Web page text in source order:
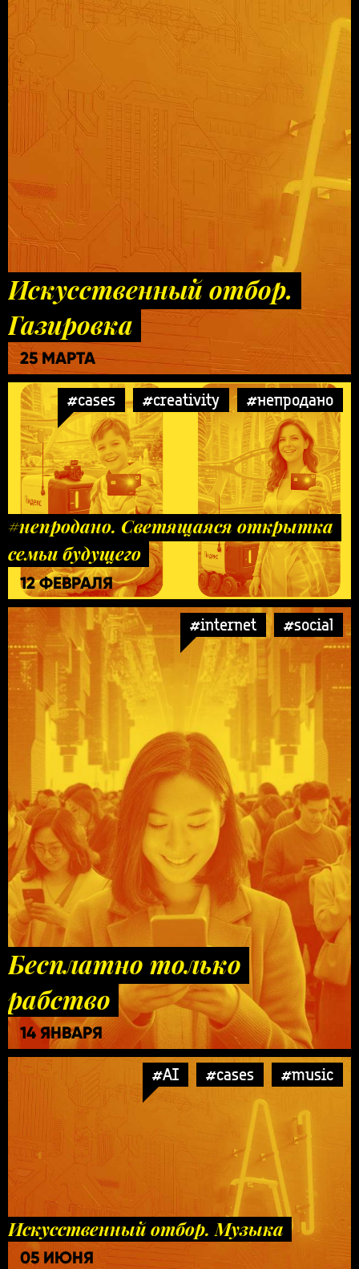
Искусственный отбор.
Газировка
25 МАРТА
#cases #creativity #непродано
#непродано. Светящаяся открытка
семьи будущего
12 ФЕВРАЛЯ
#internet #social
Бесплатно только
рабство
14 ЯНВАРЯ
#AI #cases #music
Искусственный отбор. Музыка
05 ИЮНЯ